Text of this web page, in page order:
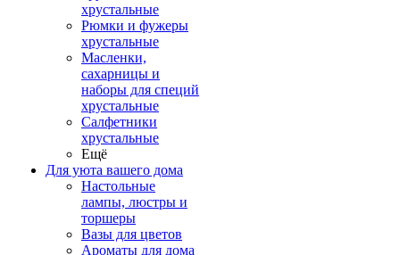
хрустальные
Рюмки и фужеры
хрустальные
Масленки,
сахарницы и
наборы для специй
хрустальные
Салфетники
хрустальные
Ещё
Для уюта вашего дома
Настольные
лампы, люстры и
торшеры
Вазы для цветов
Ароматы для дома